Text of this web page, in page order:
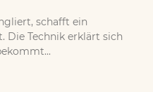
schafft ein
Die Technik erklärt sich